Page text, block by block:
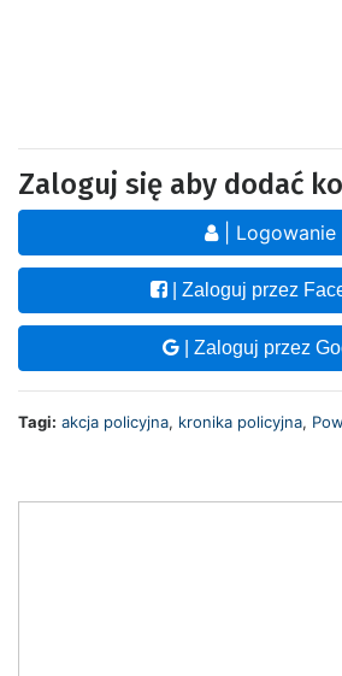
Zaloguj się aby dodać
| Logowanie
| Zaloguj przez
| Zaloguj przez
Tagi: akcja policyjna, kronika policyjna,